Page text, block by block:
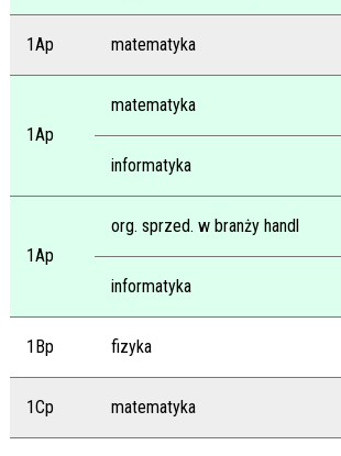
1Ap matematyka
1Ap
matematyka
informatyka
1Ap
org. sprzed. w branży handl
informatyka
1Bp fizyka
1Cp matematyka